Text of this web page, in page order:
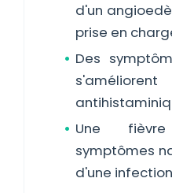
d'un
prise en
Des
Une
symptômes
d'une infection